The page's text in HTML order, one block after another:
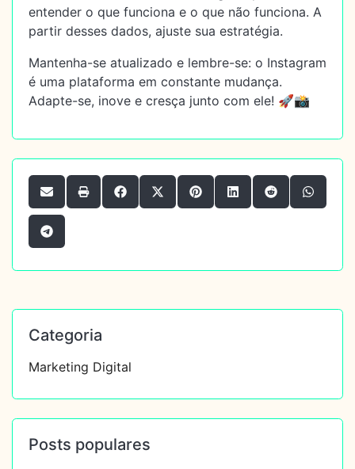
entender o que funciona e o que não funciona. A
partir desses dados, ajuste sua estratégia.
Mantenha-se atualizado e lembre-se: o Instagram
é uma plataforma em constante mudança.
Adapte-se, inove e cresça junto com ele! 🚀📸
Categoria
Marketing Digital
Posts populares